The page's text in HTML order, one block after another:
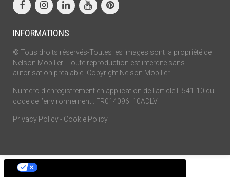
INFORMATIONS
© Tous droits réservés-Toutes les images sont la propriété de
Nelson Mobilier- Toute reproduction est interdite sans
autorisation préalable- Copyright Nelson Mobilier
Numéro d’enregistrement en application de l’article L.541-10 du
code de l’environnement : FR014096_10ADLV
Privacy Policy- Cookie Policy